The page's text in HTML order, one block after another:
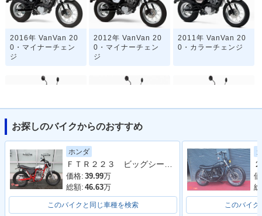
2016年 VanVan 20
0・マイナーチェン
ジ
2012年 VanVan 20
0・マイナーチェン
ジ
2011年 VanVan 20
0・カラーチェンジ
2010年 VanVan 20
0・カラーチェンジ
0・マイナーチェン
お探しのバイクからのおすすめ
ホンダ
価格: 39.99万
総額: 46.63万
このバイクと同じ車種を検索 このバイ